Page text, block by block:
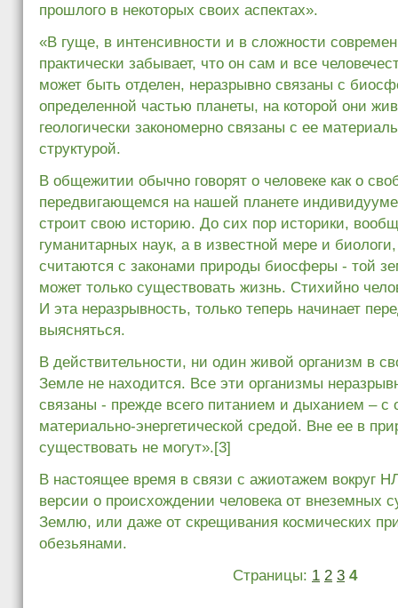
прошлого в некоторых своих аспектах».
«В гуще, в интенсивности и в сложности
практически забывает, что он сам и все
может быть отделен, неразрывно связаны с
определенной частью планеты, на которой они
геологически закономерно связаны с ее
структурой.
В общежитии обычно говорят о человеке как о
передвигающемся на нашей планете
строит свою историю. До сих пор историки,
гуманитарных наук, а в известной мере и
считаются с законами природы биосферы - той
может только существовать жизнь. Стихийно
И эта неразрывность, только теперь начинает
выясняться.
В действительности, ни один живой организм в
Земле не находится. Все эти организмы
связаны - прежде всего питанием и дыханием –
материально-энергетической средой. Вне ее в
существовать не могут».[3]
В настоящее время в связи с ажиотажем вокруг
версии о происхождении человека от внеземных
Землю, или даже от скрещивания космических
обезьянами.
Страницы: 1 2 3 4